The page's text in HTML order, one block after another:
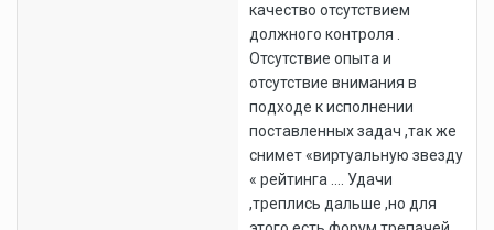
качество отсутствием
должного контроля .
Отсутствие опыта и
отсутствие внимания в
подходе к исполнении
поставленных задач ,так же
снимет «виртуальную звезду
« рейтинга …. Удачи
,треплись дальше ,но для